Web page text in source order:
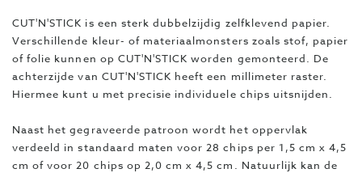
CUT'N'STICK is een sterk dubbelzijdig zelfklevend papier.
Verschillende kleur- of materiaalmonsters zoals stof, papier
of folie kunnen op CUT'N'STICK worden gemonteerd. De
achterzijde van CUT'N'STICK heeft een millimeter raster.
Hiermee kunt u met precisie individuele chips uitsnijden.
Naast het gegraveerde patroon wordt het oppervlak
verdeeld in standaard maten voor 28 chips per 1,5 cm x 4,5
cm of voor 20 chips op 2,0 cm x 4,5 cm. Natuurlijk kan de